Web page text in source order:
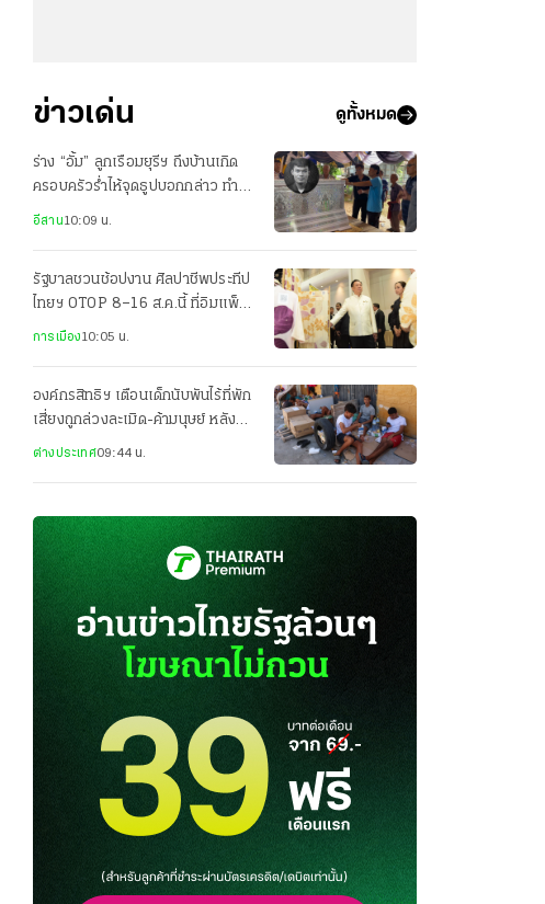
ข่าวเด่น ดูทั้งหมด
ร่าง “อั้ม” ลูกเรือมยุรีฯ ถึงบ้านเกิด
ครอบครัวร่ำไห้จุดธูปบอกกล่าว ทำ
พิธีทางศาสนา
อีสาน10:09 น.
รัฐบาลชวนช้อปงาน ศิลปาชีพประทีป
ไทยฯ OTOP 8–16 ส.ค.นี้ ที่อิมแพ็ค
เมืองทองธานี
การเมือง10:05 น.
องค์กรสิทธิฯ เตือนเด็กนับพันไร้ที่พัก
เสี่ยงถูกล่วงละเมิด-ค้ามนุษย์ หลัง
ทะลักข้ามพรมแดนสเปน
ต่างประเทศ09:44 น.